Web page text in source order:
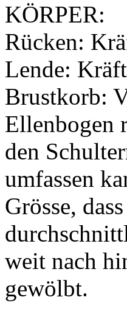
KÖRPER:
Rücken:
Lende:
Brustkorb:
Ellenbogen
den
umfassen
Grösse,
weit nach
gewölbt.